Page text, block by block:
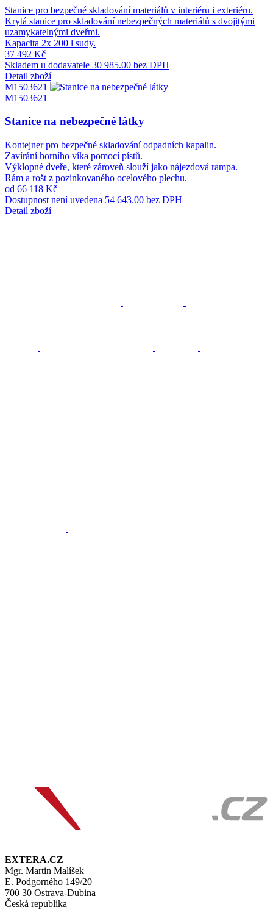
Stanice pro bezpečné skladování materiálů v interiéru i exteriéru.
Krytá stanice pro skladování nebezpečných materiálů s dvojitými
uzamykatelnými dveřmi.
Kapacita 2x 200 l sudy.
37 492 Kč
Skladem u dodavatele 30 985.00 bez DPH
Detail zboží
M1503621
M1503621
Stanice na nebezpečné látky
Kontejner pro bezpečné skladování odpadních kapalin.
Zavírání horního víka pomocí pístů.
Výklopné dveře, které zároveň slouží jako nájezdová rampa.
Rám a rošt z pozinkovaného ocelového plechu.
od 66 118 Kč
Dostupnost není uvedena 54 643.00 bez DPH
Detail zboží
EXTERA.CZ
Mgr. Martin Malíšek
E. Podgorného 149/20
700 30 Ostrava-Dubina
Česká republika